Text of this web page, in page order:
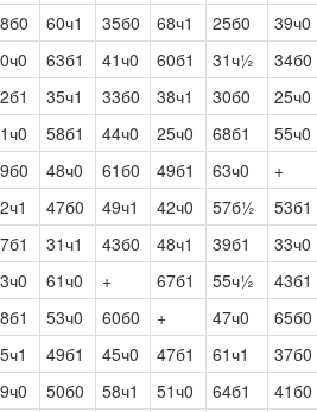
60ч1 35б0 68ч1 25б0 39ч0
63б1 41ч0 60б1 31ч½ 34б0
35ч1 33б0 38ч1 30б0 25ч0
58б1 44ч0 25ч0 68б1 55ч0
48ч0 61б0 49б1 63ч0 +
47б0 49ч1 42ч0 57б½ 53б1
31ч1 43б0 48ч1 39б1 33ч0
61ч0 + 67б1 55ч½ 43б1
53ч0 60б0 + 47ч0 65б0
49б1 45ч0 47б1 61ч1 37б0
50б0 58ч1 51ч0 64б1 41б0